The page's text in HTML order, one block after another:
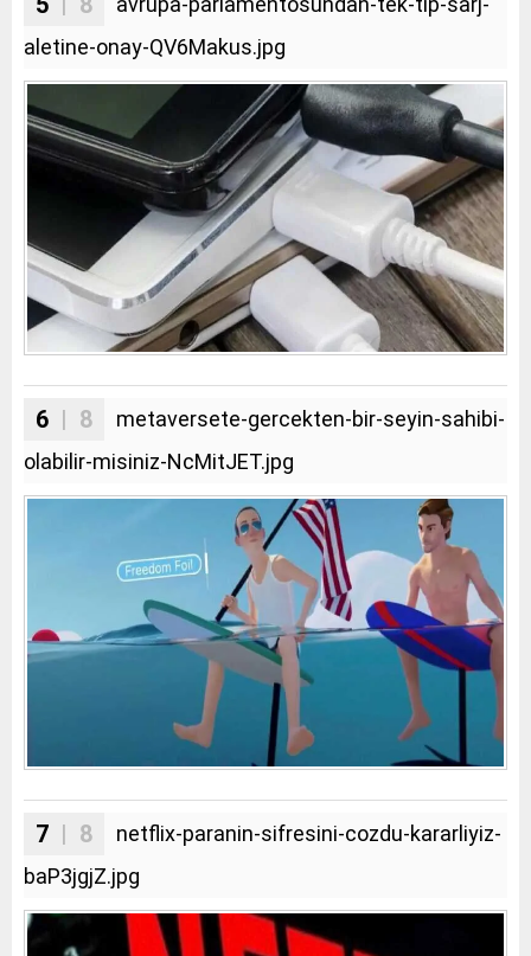
aletine-onay-QV6Makus.jpg
6 | 8
metaversete-gercekten-bir-seyin-sahibi-
olabilir-misiniz-NcMitJET.jpg
7 | 8
netflix-paranin-sifresini-cozdu-kararliyiz-
baP3jgjZ.jpg